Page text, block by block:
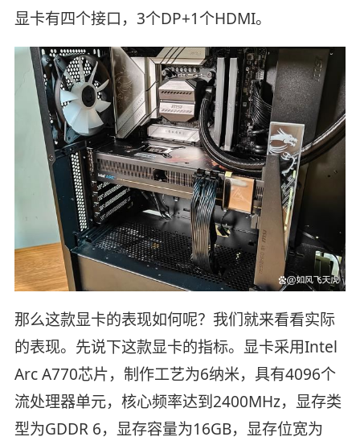
显卡有四个接口，3个DP+1个HDMI。
那么这款显卡的表现如何呢？我们就来看看实际
的表现。先说下这款显卡的指标。显卡采用Intel
Arc A770芯片，制作工艺为6纳米，具有4096个
流处理器单元，核心频率达到2400MHz，显存类
型为GDDR 6，显存容量为16GB，显存位宽为